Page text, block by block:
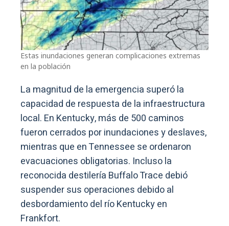
Estas inundaciones generan complicaciones extremas
en la población
La magnitud de la emergencia superó la
capacidad de respuesta de la infraestructura
local. En Kentucky, más de 500 caminos
fueron cerrados por inundaciones y deslaves,
mientras que en Tennessee se ordenaron
evacuaciones obligatorias. Incluso la
reconocida destilería Buffalo Trace debió
suspender sus operaciones debido al
desbordamiento del río Kentucky en
Frankfort.